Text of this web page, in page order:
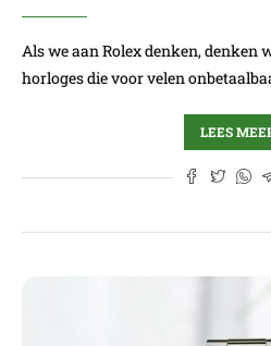
Als we aan Rolex denken, denken
horloges die voor velen
LEES